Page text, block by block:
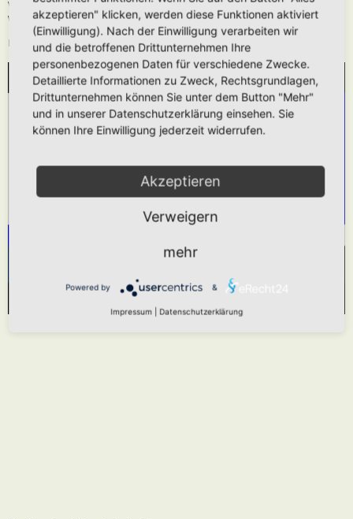
Wie oben beschrieben kann die URL auch ohne die[media]Tags verwendet
werden.
Das hier gezeigt Beispiel würde folgendes generieren:
WIR BENÖTIGEN IHRE ZUSTIMMUNG, UM
DEN YOUTUBE-SERVICE ZU LADEN!
um Videoinhalte einzubetten. Dieser Service kann
Daten zu Ihren Aktivitäten sammeln. Bitte lesen
Sie die Details durch und stimmen Sie der
Nutzung des Service zu, um dieses Video
Mehr Informationen
Powered byUsercentrics Consent Management Platform
akzeptieren" klicken, werden diese Funktionen aktiviert
(Einwilligung). Nach der Einwilligung verarbeiten wir
und die betroffenen Drittunternehmen Ihre
personenbezogenen Daten für verschiedene Zwecke.
Detaillierte Informationen zu Zweck, Rechtsgrundlagen,
Drittunternehmen können Sie unter dem Button "Mehr"
und in unserer Datenschutzerklärung einsehen. Sie
können Ihre Einwilligung jederzeit widerrufen.
Akzeptieren
Verweigern
mehr
Powered by &
Impressum Datenschutzerklärung